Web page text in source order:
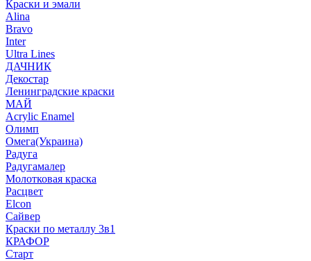
Краски и эмали
Alina
Bravo
Inter
Ultra Lines
ДАЧНИК
Декостар
Ленинградские краски
МАЙ
Acrylic Enamel
Олимп
Омега(Украина)
Радуга
Радугамалер
Молотковая краска
Расцвет
Elcon
Сайвер
Краски по металлу 3в1
КРАФОР
Старт